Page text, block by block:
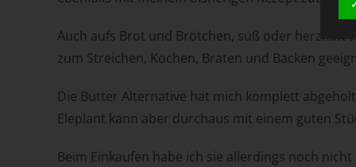
Auch aufs Brot und Brötchen, süß oder herzhaft
zum Streichen, Kochen, Braten und Backen
Die Butter Alternative hat mich komplett
Eleplant kann aber durchaus mit einem guten
Beim Einkaufen habe ich sie allerdings noch